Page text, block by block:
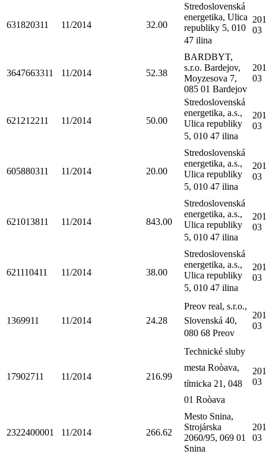
631820311 11/2014 32.00
Stredoslovenská
energetika, Ulica
republiky 5, 010
47 ilina
03
3647663311 11/2014 52.38
BARDBYT,
s.r.o. Bardejov,
Moyzesova 7,
085 01 Bardejov
03
621212211 11/2014 50.00
Stredoslovenská
energetika, a.s.,
Ulica republiky
5, 010 47 ilina
03
605880311 11/2014 20.00
Stredoslovenská
energetika, a.s.,
Ulica republiky
5, 010 47 ilina
03
621013811 11/2014 843.00
Stredoslovenská
energetika, a.s.,
Ulica republiky
5, 010 47 ilina
03
621110411 11/2014 38.00
Stredoslovenská
energetika, a.s.,
Ulica republiky
5, 010 47 ilina
03
1369911 11/2014 24.28
Preov real, s.r.o.,
Slovenská 40,
080 68 Preov
03
17902711 11/2014 216.99
Technické sluby
mesta Roòava,
títnicka 21, 048
01 Roòava
03
2322400001 11/2014 266.62
Mesto Snina,
Strojárska
2060/95, 069 01
Snina
03